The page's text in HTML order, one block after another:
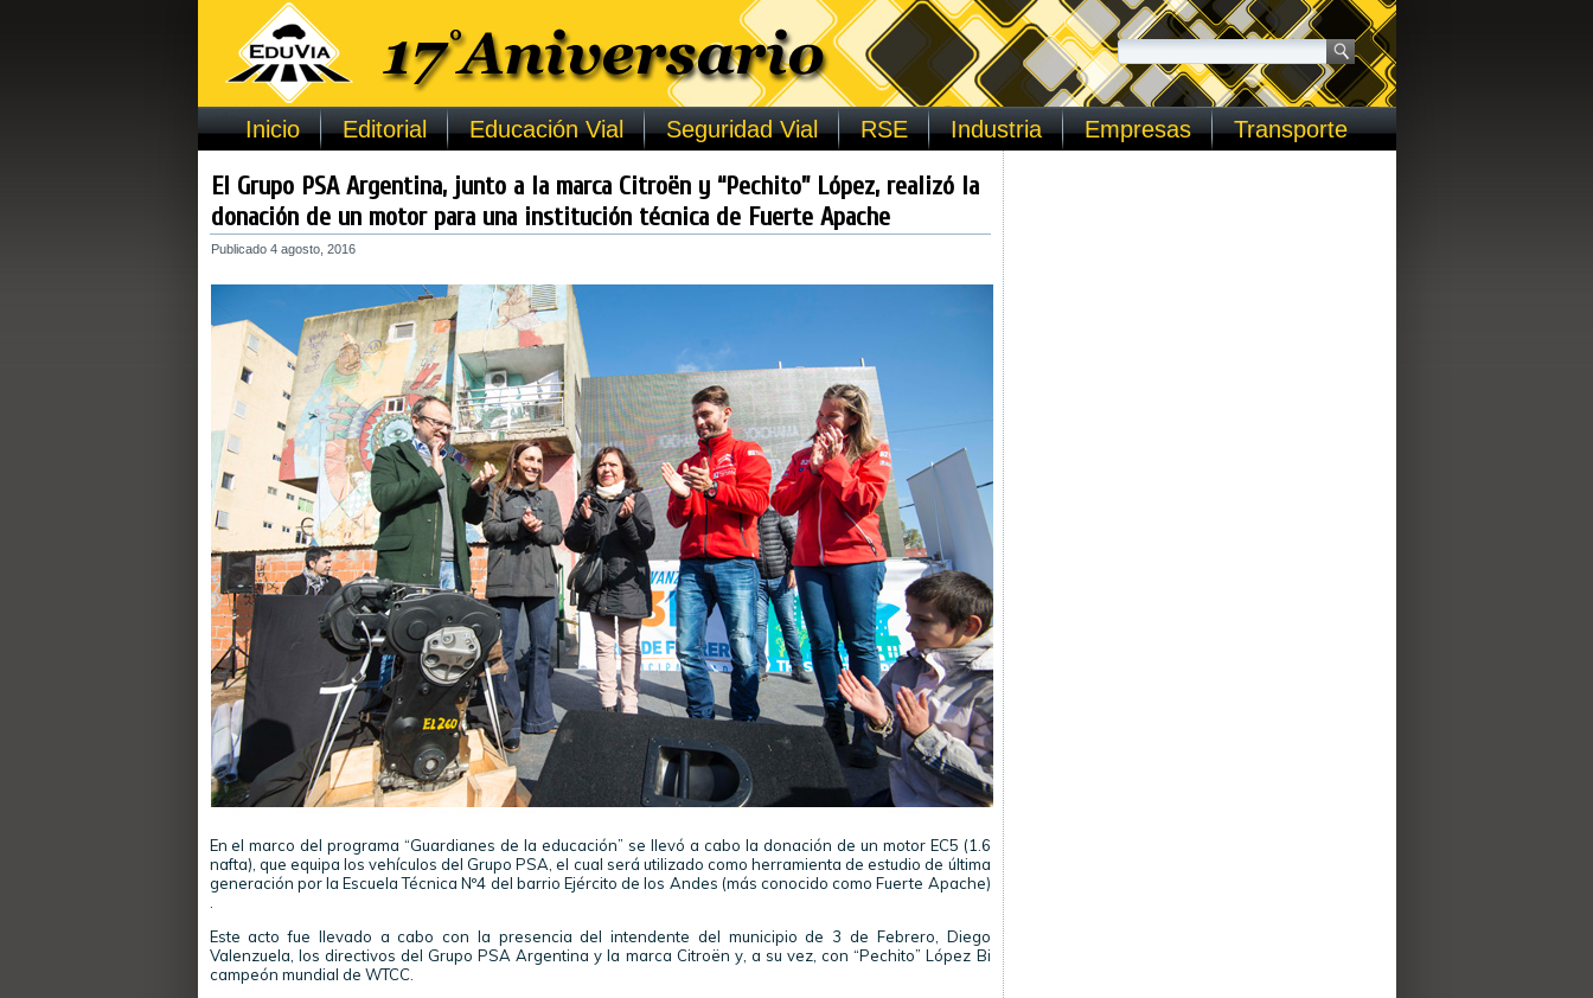
Inicio Editorial Educación Vial Seguridad Vial RSE Industria Empresas Transporte
El Grupo PSA Argentina, junto a la marca Citroën y “Pechito” López, realizó la
donación de un motor para una institución técnica de Fuerte Apache
Publicado 4 agosto, 2016
En el marco del programa “Guardianes de la educación” se llevó a cabo la donación de un motor EC5 (1.6
nafta), que equipa los vehículos del Grupo PSA, el cual será utilizado como herramienta de estudio de última
generación por la Escuela Técnica Nº4 del barrio Ejército de los Andes (más conocido como Fuerte Apache)
Este acto fue llevado a cabo con la presencia del intendente del municipio de 3 de Febrero, Diego
Valenzuela, los directivos del Grupo PSA Argentina y la marca Citroën y, a su vez, con “Pechito” López Bi
campeón mundial de WTCC.